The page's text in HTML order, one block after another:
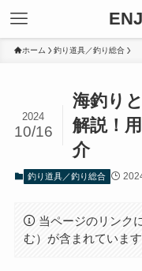
ホーム 釣り道具／釣り総合
海釣り
解説！
介
2024
10/16
釣り道具／釣り総合
当ページのリンク
む）が含まれています